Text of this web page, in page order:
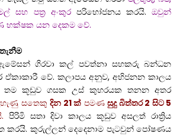
සහ පත්‍ර අංකුරපරිභෝජනය කරයි.ඔවුන්
භක්ෂක යන දෙකම වේ.
ගිරවා කල් පවත්නා සහකරු බන්ධන
වේ. කලාපය අනුව, අභිජනන කාලය
තම කූඩුව ගසක උස් කුහරයක තනන අතර
සතෙකුදින 21 ක් පමණසුදු බිත්තර 2 සිට 5
පිරිමි සතා දිවා කාලය කූඩුව අසලත් රාත්‍රිය
කරයි. කුරුල්ලන් දෙදෙනාම පැටවුන් පෝෂණය